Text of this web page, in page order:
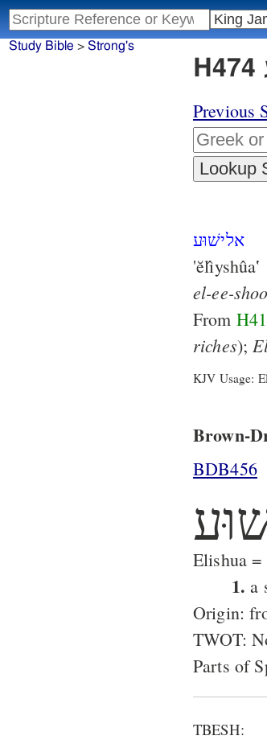
Study Bible > Strong's
Previous
אלישׁוּע
'ĕlı̂yshûa‛
el-ee-
From
riches);
KJV Usage:
Brown-
BDB456
Elishua
1. a
Origin:
TWOT:
Parts of
TBESH: